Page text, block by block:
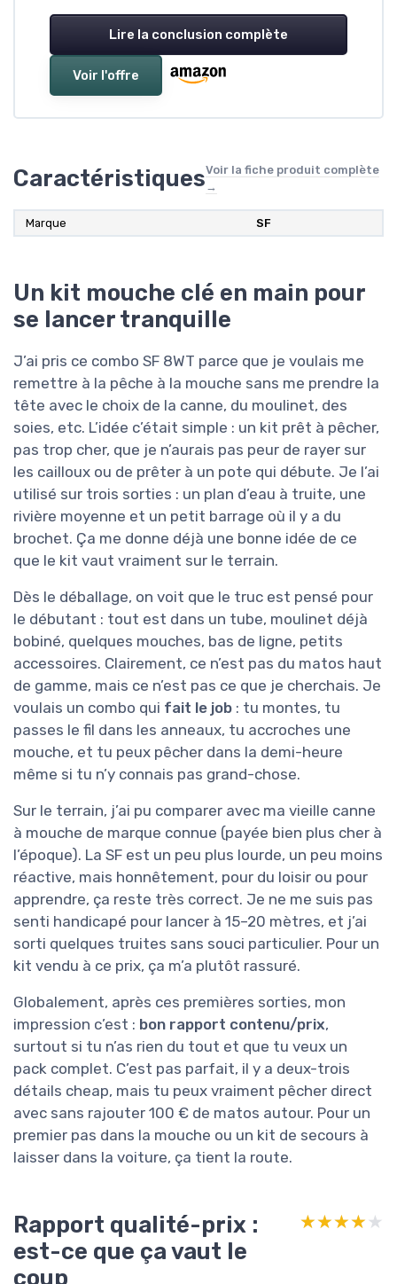
Lire la conclusion complète
Voir l'offre
CaractéristiquesVoir la fiche produit complète
→
Marque SF
Un kit mouche clé en main pour
se lancer tranquille
J’ai pris ce combo SF 8WT parce que je voulais me
remettre à la pêche à la mouche sans me prendre la
tête avec le choix de la canne, du moulinet, des
soies, etc. L’idée c’était simple : un kit prêt à pêcher,
pas trop cher, que je n’aurais pas peur de rayer sur
les cailloux ou de prêter à un pote qui débute. Je l’ai
utilisé sur trois sorties : un plan d’eau à truite, une
rivière moyenne et un petit barrage où il y a du
brochet. Ça me donne déjà une bonne idée de ce
que le kit vaut vraiment sur le terrain.
Dès le déballage, on voit que le truc est pensé pour
le débutant : tout est dans un tube, moulinet déjà
bobiné, quelques mouches, bas de ligne, petits
accessoires. Clairement, ce n’est pas du matos haut
de gamme, mais ce n’est pas ce que je cherchais. Je
voulais un combo qui fait le job : tu montes, tu
passes le fil dans les anneaux, tu accroches une
mouche, et tu peux pêcher dans la demi-heure
même si tu n’y connais pas grand-chose.
Sur le terrain, j’ai pu comparer avec ma vieille canne
à mouche de marque connue (payée bien plus cher à
l’époque). La SF est un peu plus lourde, un peu moins
réactive, mais honnêtement, pour du loisir ou pour
apprendre, ça reste très correct. Je ne me suis pas
senti handicapé pour lancer à 15–20 mètres, et j’ai
sorti quelques truites sans souci particulier. Pour un
kit vendu à ce prix, ça m’a plutôt rassuré.
Globalement, après ces premières sorties, mon
impression c’est : bon rapport contenu/prix,
surtout si tu n’as rien du tout et que tu veux un
pack complet. C’est pas parfait, il y a deux-trois
détails cheap, mais tu peux vraiment pêcher direct
avec sans rajouter 100 € de matos autour. Pour un
premier pas dans la mouche ou un kit de secours à
laisser dans la voiture, ça tient la route.
Rapport qualité-prix :
est-ce que ça vaut le
coup
★★★★★
★★★★★